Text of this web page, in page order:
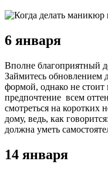
6 января
Вполне благоприятный
Займитесь обновлением
формой, однако не стоит
предпочтение всем
смотреться на коротких
дому, ведь, как
должна уметь
14 января